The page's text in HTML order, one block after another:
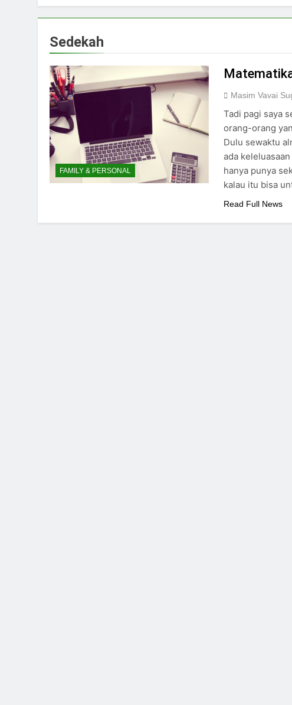
Sedekah
FAMILY & PERSONAL
Masim Vavai
Tadi pagi saya
orang-orang
Dulu sewaktu
ada
hanya punya
kalau itu bisa
Read Full News